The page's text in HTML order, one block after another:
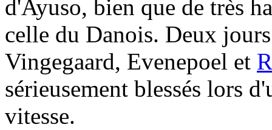
d'Ayuso, bien que de très
celle du Danois. Deux
Vingegaard, Evenepoel et
sérieusement blessés lors
vitesse.